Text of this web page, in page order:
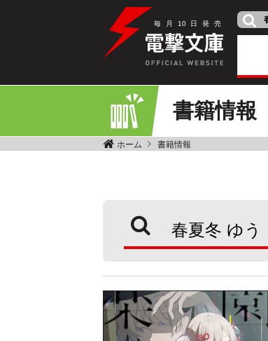
毎 月 10 日 発 売
書籍情報
ホーム 書籍情報